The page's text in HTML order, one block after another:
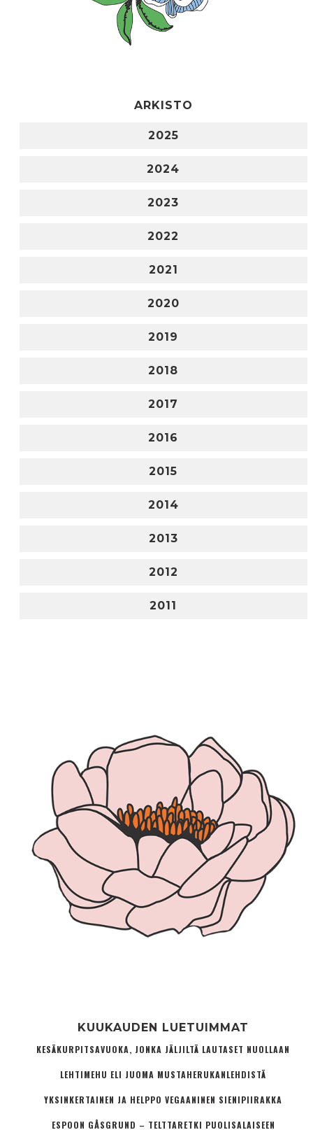
ARKISTO
2025
2024
2023
2022
2021
2020
2019
2018
2017
2016
2015
2014
2013
2012
2011
KUUKAUDEN LUETUIMMAT
KESÄKURPITSAVUOKA, JONKA JÄLJILTÄ LAUTASET NUOLLAAN
LEHTIMEHU ELI JUOMA MUSTAHERUKANLEHDISTÄ
YKSINKERTAINEN JA HELPPO VEGAANINEN SIENIPIIRAKKA
ESPOON GÅSGRUND – TELTTARETKI PUOLISALAISEEN